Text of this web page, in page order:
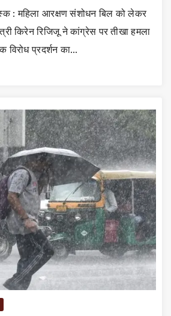
: महिला आरक्षण संशोधन बिल को लेकर
किरेन रिजिजू ने कांग्रेस पर तीखा हमला
विरोध प्रदर्शन का…